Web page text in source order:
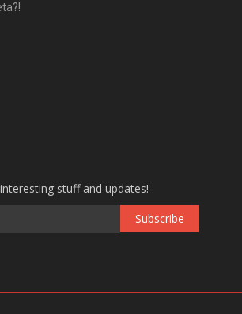
stuff and updates!
Subscribe